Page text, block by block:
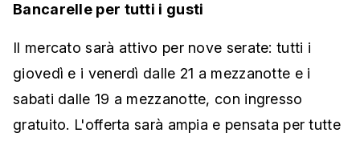
Bancarelle per tutti i gusti
Il mercato sarà attivo per nove serate: tutti i
giovedì e i venerdì dalle 21 a mezzanotte e i
sabati dalle 19 a mezzanotte, con ingresso
gratuito. L'offerta sarà ampia e pensata per tutte